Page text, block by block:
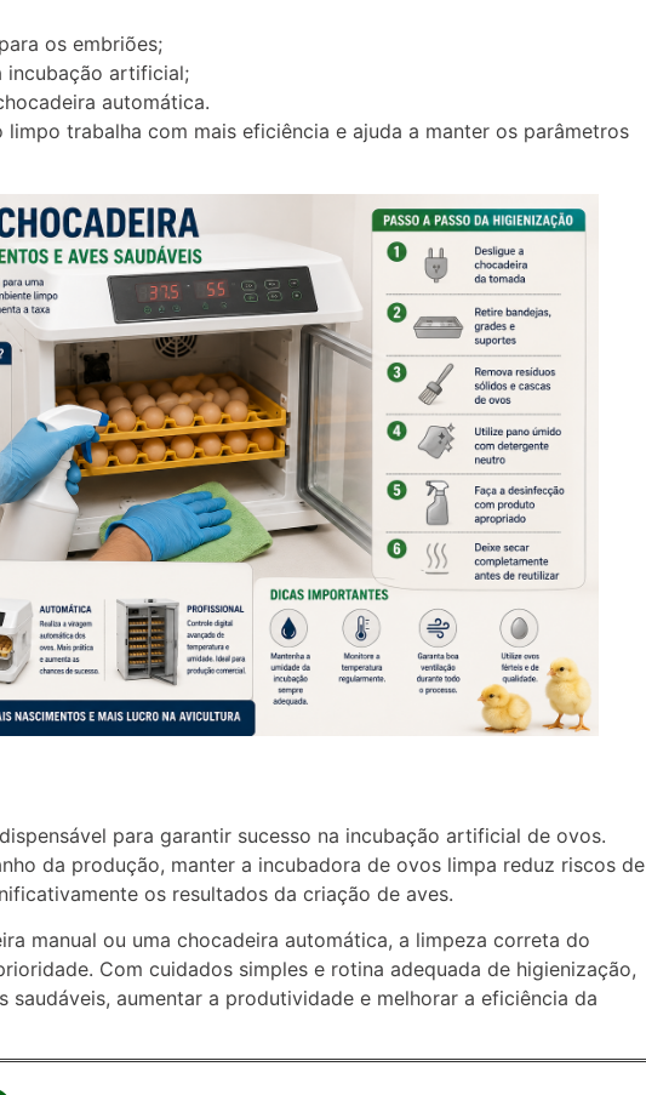
os embriões;
incubação artificial;
automática.
limpo trabalha com mais eficiência e ajuda a manter os parâmetros
para garantir sucesso na incubação artificial de ovos.
da produção, manter a incubadora de ovos limpa reduz riscos de
os resultados da criação de aves.
manual ou uma chocadeira automática, a limpeza correta do
Com cuidados simples e rotina adequada de higienização,
saudáveis, aumentar a produtividade e melhorar a eficiência da